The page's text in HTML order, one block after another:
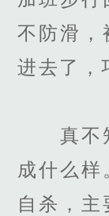
不防滑，
进去了，
真不知
成什么样
自杀，